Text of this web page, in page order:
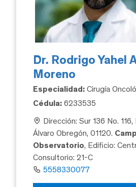
Dr. Rodrigo Yahel
Moreno
Especialidad: Cirugía
Cédula: 6233535
Dirección: Sur 136 No.
Álvaro Obregón, 01120.
Observatorio, Edificio:
Consultorio: 21-C
5558330077